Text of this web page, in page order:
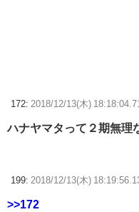
172: 2018/12/13(木)
ハナヤマタって２期無理
199: 2018/12/13(木)
>>172